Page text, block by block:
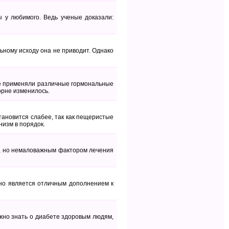
у любимого. Ведь ученые доказали:
исходу она не приводит. Однако
различные гормональные
изменилось.
слабее, так как пещеристые
в порядок.
но немаловажным фактором лечения
является отличным дополнением к
знать о диабете здоровым людям,